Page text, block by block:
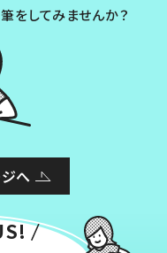
をしてみませんか？
へ